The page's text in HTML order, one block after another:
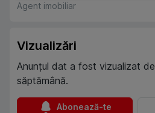
Agent imobiliar
Vizualizări
Anunțul dat a fost vizualizat de
săptămână.
Abonează-te